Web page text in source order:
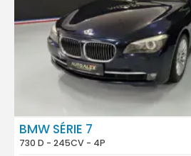
BMW SÉRIE 7
730 D - 245CV - 4P